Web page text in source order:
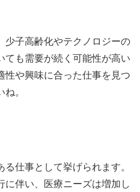
少子高齢化やテクノロジーの
ても需要が続く可能性が高い
性や興味に合った仕事を見つ
。
仕事として挙げられます。
に伴い、医療ニーズは増加し